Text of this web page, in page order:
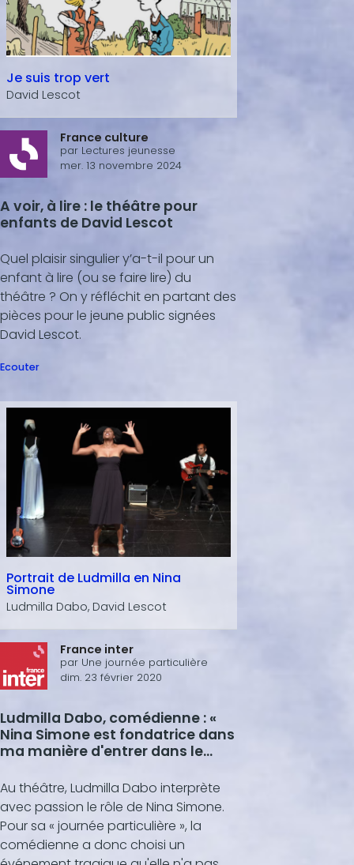
Je suis trop vert
David Lescot
France culture
par Lectures jeunesse
mer. 13 novembre 2024
A voir, à lire : le théâtre pour
enfants de David Lescot
Quel plaisir singulier y’a-t-il pour un
enfant à lire (ou se faire lire) du
théâtre ? On y réfléchit en partant des
pièces pour le jeune public signées
David Lescot.
Ecouter
Portrait de Ludmilla en Nina
Simone
Ludmilla Dabo, David Lescot
France inter
par Une journée particulière
dim. 23 février 2020
Ludmilla Dabo, comédienne : «
Nina Simone est fondatrice dans
ma manière d'entrer dans le
Au théâtre, Ludmilla Dabo interprète
avec passion le rôle de Nina Simone.
Pour sa « journée particulière », la
comédienne a donc choisi un